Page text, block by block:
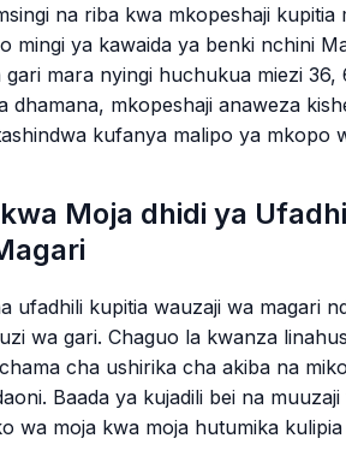
WA MWAKA 2
$56.40 $391.03
$53.47 $393.97
$396.93
$49.02 $398.41
na riba kwa mkopeshaji kupitia
mingi ya kawaida ya benki nchini
mara nyingi huchukua miezi 36,
dhamana, mkopeshaji anaweza
kufanya malipo ya mkopo
Moja dhidi ya
ufadhili kupitia wauzaji wa magari
wa gari. Chaguo la kwanza
cha ushirika cha akiba na
Baada ya kujadili bei na muuzaji
wa moja kwa moja hutumika